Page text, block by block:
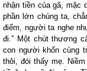
nhận tiền của gã, mặc
phần lớn chúng ta,
điếm, người ta nghe
đi.” Một chút thương
con người khốn cùng
thôi, đói thấy mẹ.